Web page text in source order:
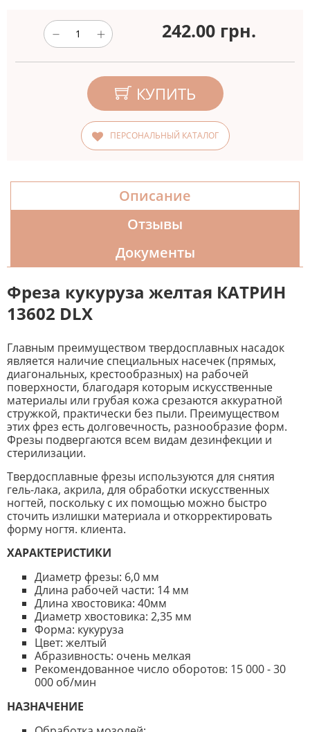
242.00 грн.
КУПИТЬ
ПЕРСОНАЛЬНЫЙ КАТАЛОГ
Описание
Отзывы
Документы
Фреза кукуруза желтая КАТРИН
13602 DLX
Главным преимуществом твердосплавных насадок
является наличие специальных насечек (прямых,
диагональных, крестообразных) на рабочей
поверхности, благодаря которым искусственные
материалы или грубая кожа срезаются аккуратной
стружкой, практически без пыли. Преимуществом
этих фрез есть долговечность, разнообразие форм.
Фрезы подвергаются всем видам дезинфекции и
стерилизации.
Твердосплавные фрезы используются для снятия
гель-лака, акрила, для обработки искусственных
ногтей, поскольку с их помощью можно быстро
сточить излишки материала и откорректировать
форму ногтя. клиента.
ХАРАКТЕРИСТИКИ
Диаметр фрезы: 6,0 мм
Длина рабочей части: 14 мм
Длина хвостовика: 40мм
Диаметр хвостовика: 2,35 мм
Форма: кукуруза
Цвет: желтый
Абразивность: очень мелкая
Рекомендованное число оборотов: 15 000 - 30
000 об/мин
НАЗНАЧЕНИЕ